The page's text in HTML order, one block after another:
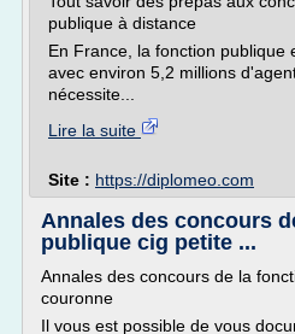
publique à distance
En France, la fonction publique
avec environ 5,2 millions
nécessite...
Lire la suite
Site : https://diplomeo.com
Annales des concours
publique cig petite ...
Annales des concours de la
couronne
Il vous est possible de vous